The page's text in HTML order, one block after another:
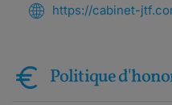
https://cabinet-
Politique